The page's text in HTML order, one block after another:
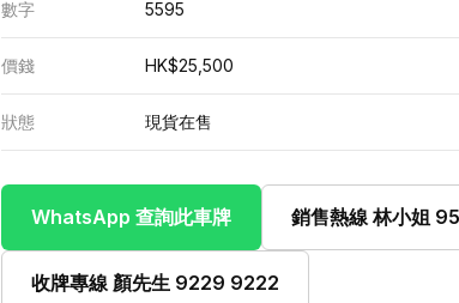
數字 5595
價錢 HK$25,500
狀態 現貨在售
WhatsApp 查詢此車牌 銷售熱線 林小姐
收牌專線 顏先生 9229 9222